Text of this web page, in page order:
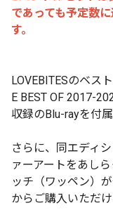
であっても予定数
す。
LOVEBITESのベス
E BEST OF 2017-
収録のBlu-rayを付
さらに、同エディ
ァーアートをあし
ッチ（ワッペン）
からご購入いただけ